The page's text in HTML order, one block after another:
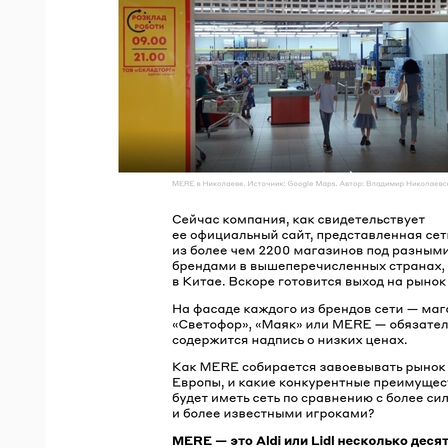
MERE в Николаеве. Источник: Google Maps. Автор: Владимир
Сейчас компания, как свидетельствует
ее официальный сайт, представленная
из более чем 2200 магазинов под
брендами в вышеперечисленных странах,
в Китае. Вскоре готовится выход на
На фасаде каждого из брендов сети —
«Светофор», «Маяк» или MERE —
содержится надпись о низких ценах.
Как MERE собирается завоевывать
Европы, и какие конкурентные
будет иметь сеть по сравнению с более
и более известными игроками?
MERE — это Aldi или Lidl несколько